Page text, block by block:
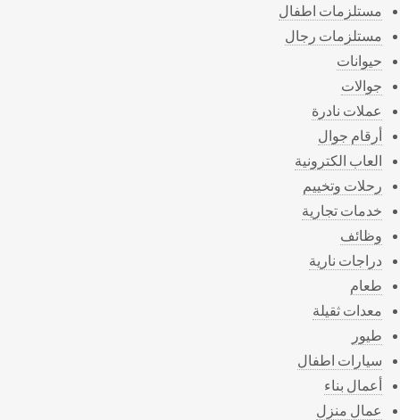
مستلزمات اطفال
مستلزمات رجال
حيوانات
جوالات
عملات نادرة
أرقام جوال
العاب الكترونية
رحلات وتخييم
خدمات تجارية
وظائف
دراجات نارية
طعام
معدات ثقيلة
طيور
سيارات اطفال
أعمال بناء
عمال منزل